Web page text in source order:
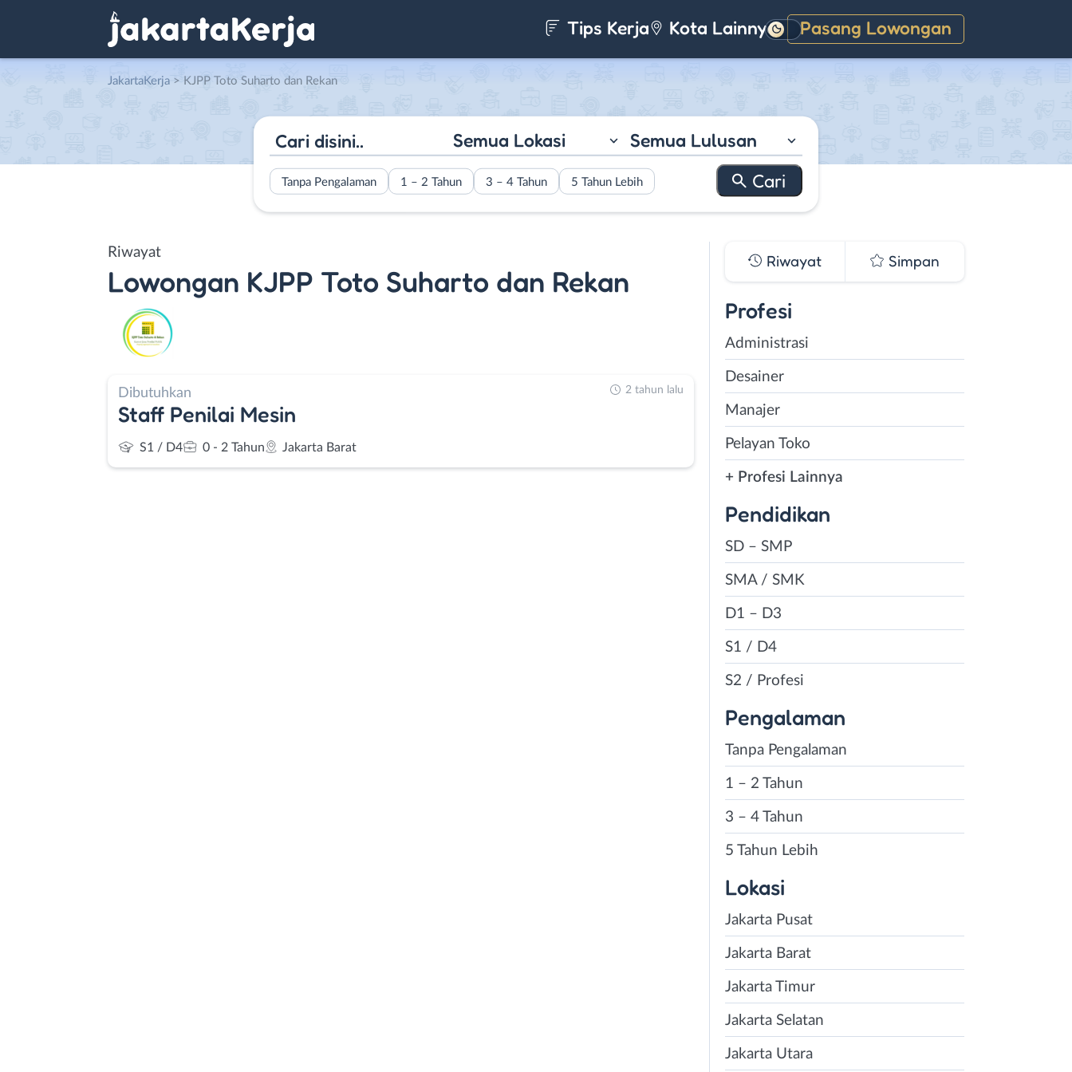
Tips Kerja Kota Lainnya Pasang Lowongan
Gelap
JakartaKerja > KJPP Toto Suharto dan Rekan
Semua Lokasi Semua Lulusan
Tanpa Pengalaman 1 – 2 Tahun 3 – 4 Tahun 5 Tahun Lebih
Riwayat
Lowongan KJPP Toto Suharto dan Rekan
Dibutuhkan
Staff Penilai Mesin
S1 / D4 0 - 2 Tahun Jakarta Barat
2 tahun lalu
Riwayat Simpan
Profesi
Administrasi
Desainer
Manajer
Pelayan Toko
+ Profesi Lainnya
Pendidikan
SD – SMP
SMA / SMK
D1 – D3
S1 / D4
S2 / Profesi
Pengalaman
Tanpa Pengalaman
1 – 2 Tahun
3 – 4 Tahun
5 Tahun Lebih
Lokasi
Jakarta Pusat
Jakarta Barat
Jakarta Timur
Jakarta Selatan
Jakarta Utara